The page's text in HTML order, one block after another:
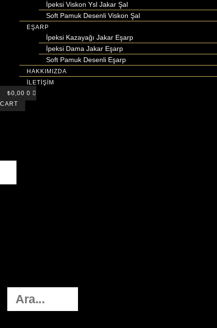
İpeksi Viskon Ysl Jakar Şal
Soft Pamuk Desenli Viskon Şal
EŞARP
İpeksi Kazayağı Jakar Eşarp
İpeksi Dama Jakar Eşarp
Soft Pamuk Desenli Eşarp
HAKKIMIZDA
İLETİŞİM
₺0,00 0
CART